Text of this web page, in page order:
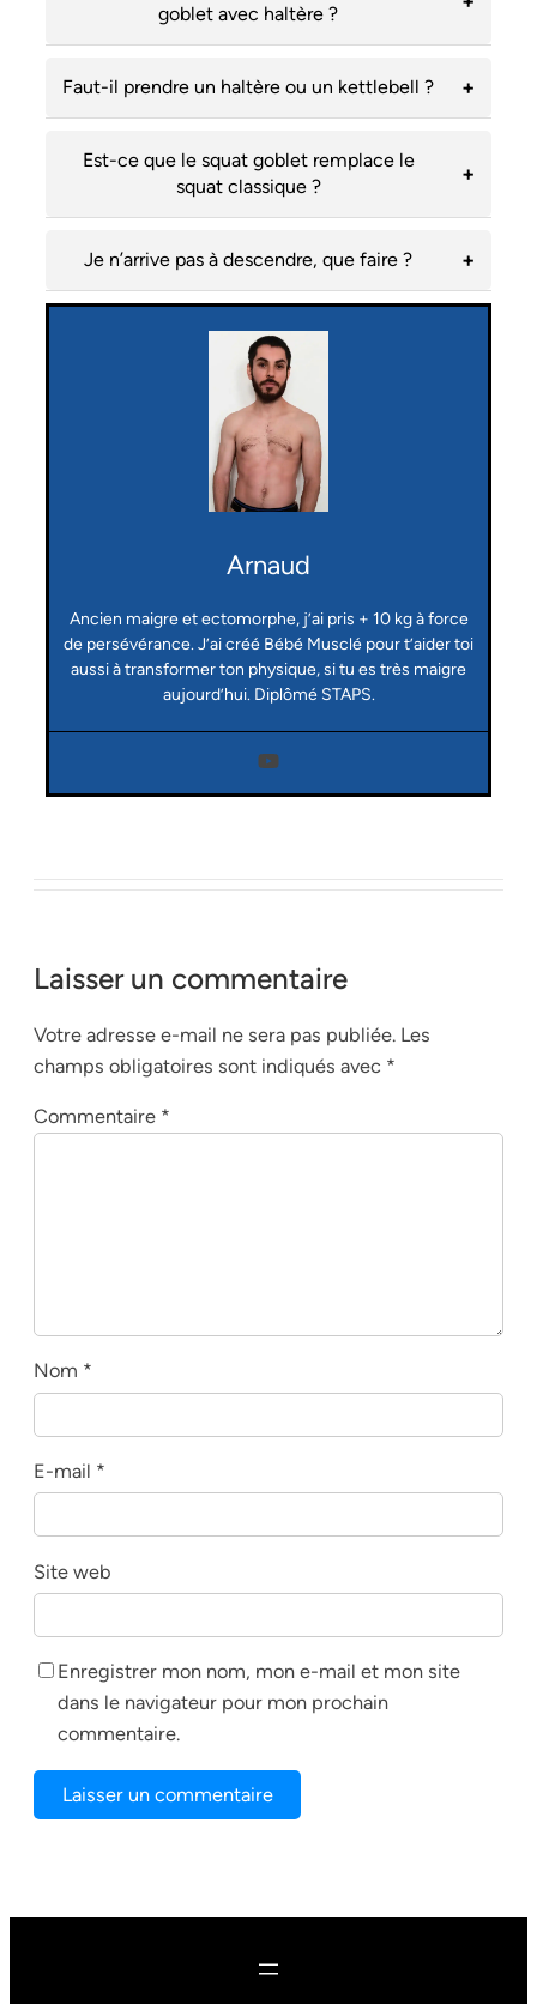
goblet avec haltère ?
Faut-il prendre un haltère ou un kettlebell ?
Est-ce que le squat goblet remplace le
squat classique ?
Je n’arrive pas à descendre, que faire ?
Arnaud
Ancien maigre et ectomorphe, j’ai pris + 10 kg à force
de persévérance. J’ai créé Bébé Musclé pour t’aider toi
aussi à transformer ton physique, si tu es très maigre
aujourd’hui. Diplômé STAPS.
Laisser un commentaire
Votre adresse e-mail ne sera pas publiée. Les
champs obligatoires sont indiqués avec *
Commentaire *
Nom *
E-mail *
Site web
Enregistrer mon nom, mon e-mail et mon site
dans le navigateur pour mon prochain
commentaire.